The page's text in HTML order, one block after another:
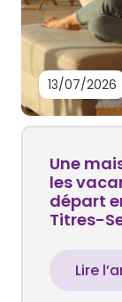
13/07/2026
Une
les
départ
Titres-
Lire